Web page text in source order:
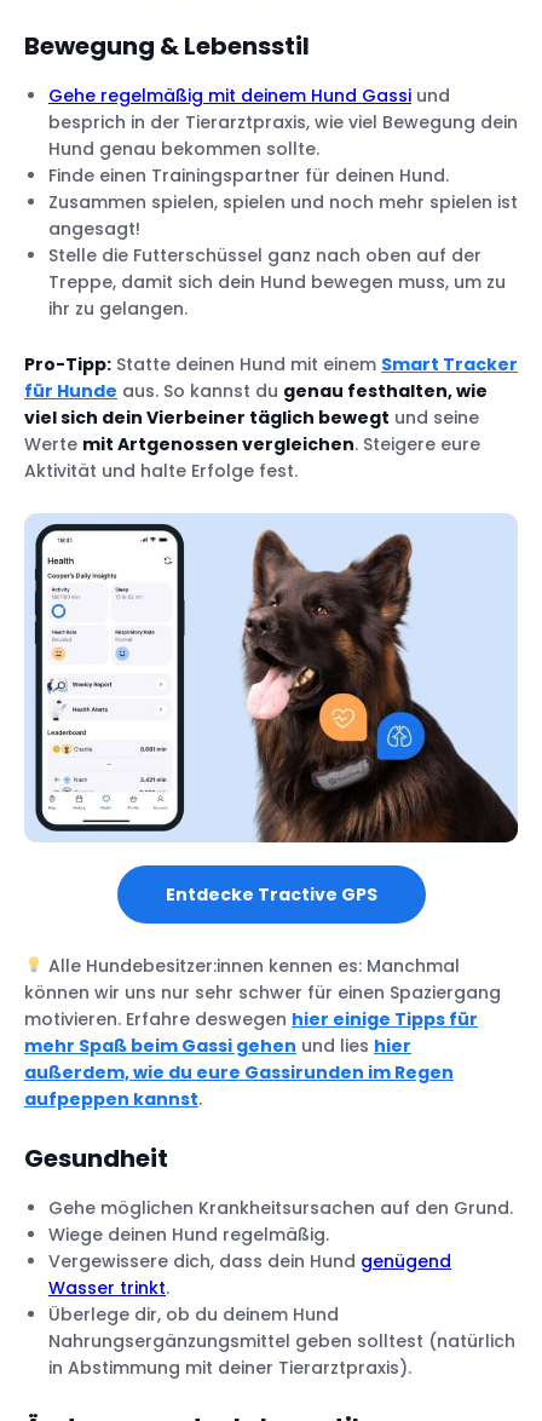
Bewegung & Lebensstil
Gehe regelmäßig mit deinem Hund Gassi und
besprich in der Tierarztpraxis, wie viel Bewegung dein
Hund genau bekommen sollte.
Finde einen Trainingspartner für deinen Hund.
Zusammen spielen, spielen und noch mehr spielen ist
angesagt!
Stelle die Futterschüssel ganz nach oben auf der
Treppe, damit sich dein Hund bewegen muss, um zu
ihr zu gelangen.
Pro-Tipp: Statte deinen Hund mit einem Smart Tracker
für Hunde aus. So kannst du genau festhalten, wie
viel sich dein Vierbeiner täglich bewegt und seine
Werte mit Artgenossen vergleichen. Steigere eure
Aktivität und halte Erfolge fest.
Entdecke Tractive GPS
Alle Hundebesitzer:innen kennen es: Manchmal
können wir uns nur sehr schwer für einen Spaziergang
motivieren. Erfahre deswegen hier einige Tipps für
mehr Spaß beim Gassi gehen und lies hier
außerdem, wie du eure Gassirunden im Regen
aufpeppen kannst.
Gesundheit
Gehe möglichen Krankheitsursachen auf den Grund.
Wiege deinen Hund regelmäßig.
Vergewissere dich, dass dein Hund genügend
Wasser trinkt.
Überlege dir, ob du deinem Hund
Nahrungsergänzungsmittel geben solltest (natürlich
in Abstimmung mit deiner Tierarztpraxis).